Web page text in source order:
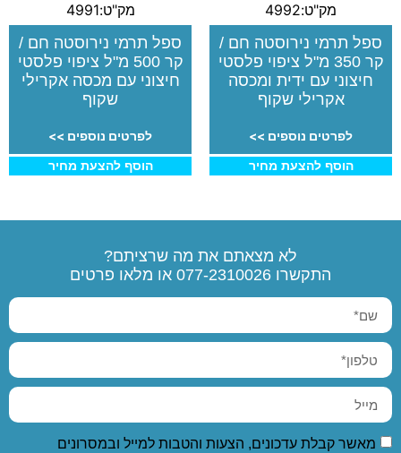
מק"ט:4992
ספל תרמי נירוסטה חם /
קר 350 מ"ל ציפוי פלסטי
חיצוני עם ידית ומכסה
אקרילי שקוף
לפרטים נוספים >>
הוסף להצעת מחיר
מק"ט:4991
ספל תרמי נירוסטה חם /
קר 500 מ"ל ציפוי פלסטי
חיצוני עם מכסה אקרילי
שקוף
לפרטים נוספים >>
הוסף להצעת מחיר
לא מצאתם את מה שרציתם?
התקשרו 077-2310026 או מלאו פרטים
מאשר קבלת עדכונים, הצעות והטבות למייל ובמסרונים